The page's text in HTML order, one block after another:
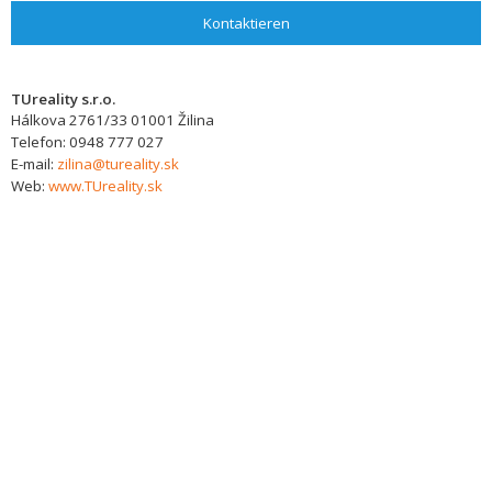
Kontaktieren
TUreality s.r.o.
Hálkova 2761/33 01001 Žilina
Telefon: 0948 777 027
E-mail: zilina@tureality.sk
Web: www.TUreality.sk